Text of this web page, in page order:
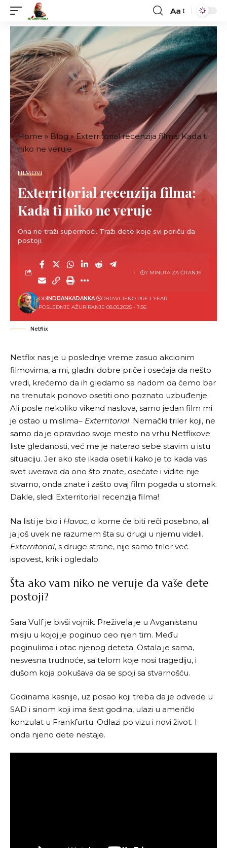
Font
Resizer
Aa
Home » Blog»Exterritorial recenzija filma: Kada ti
niko ne veruje
FILMOVI
Exterritorial recenzija filma:
Kada ti niko ne veruje
Ona ne traži supermoći. Traži dete koje svi poriču da
postoji.
POSLEDNJE AŽURIRANJE 08.05.2025 - 7:56
ODINDIJANKADANKA OBJAVLJENO PRE 1 YEAR
7 MINUTA ZA ČITANJE
Netflix
Netflix nas je u poslednje vreme zasuo akcionim
filmovima, a mi, gladni dobre priče i osećaja da nešto
vredi, krećemo da ih gledamo sa nadom da ćemo bar
na trenutak ponovo osetiti ono poznato uzbuđenje.
Ali posle nekoliko vikend naslova, samo jedan film mi
je ostao u mislima– Exterritorial. Nemački triler koji, ne
samo da je opravdao svoje mesto na vrhu Netflixove
liste gledanosti, već me je naterao sebe stavim u istu
situaciju. Jer ako ste ikada osetili kako je to kada vas
svet uverava da ono što znate, osećate i vidite nije
stvarno, onda znate i zašto ovaj film pogađa u stomak.
Dakle, sledi Exterritorial recenzija filma!
Na listi je bio i Havoc, o kome će biti reči posebno, ali
ja još uvek ne razumem šta su drugi u njemu videli.
Exterritorial, s druge strane, nije samo triler već
ispovest, krik i ogledalo.
Šta ako vam niko ne veruje da vaše dete
postoji?
Sara Vulf je bivši vojnik. Preživela je u Avganistanu
misiju u kojoj je poginuo ceo njen tim. Među
poginulima i otac njenog deteta. Ostala je sama,
nesvesna trudnoće, sa telom koje nosi tragediju, i
dušom koja pokušava da se spoji sa stvarnošću.
Godinama kasnije, uz posao koji treba da je odvede u
SAD i sinom koji ima šest godina, ulazi u američki
konzulat u Frankfurtu. Odlazi po vizu i novi život. I
onda njeno dete nestaje.